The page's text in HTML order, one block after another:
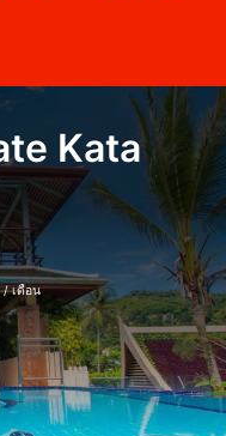
Kata
/ เดือน